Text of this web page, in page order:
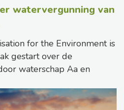
watervergunning van
for the Environment is
gestart over de
waterschap Aa en